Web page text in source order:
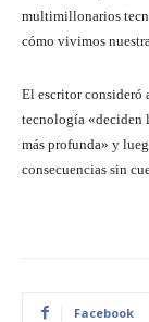
multimillonarios
cómo vivimos
El escritor consideró
tecnología «deciden
más profunda» y
consecuencias sin
Facebook